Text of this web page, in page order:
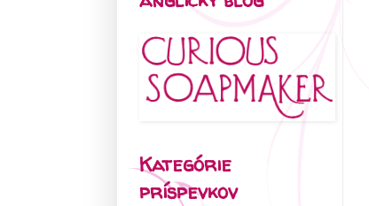
Kategórie
príspevkov